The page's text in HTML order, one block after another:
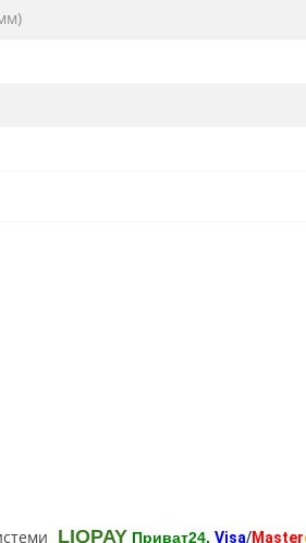
LIQPAY Приват24, Visa/Master